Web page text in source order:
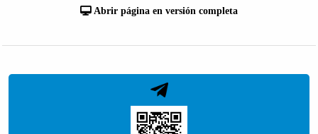
Abrir página en versión completa